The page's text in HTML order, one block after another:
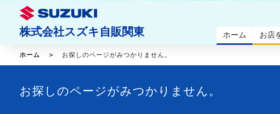
株式会社スズキ自販関東 ホーム お店
ホーム お探しのページがみつかりません。
お探しのページがみつかりません。